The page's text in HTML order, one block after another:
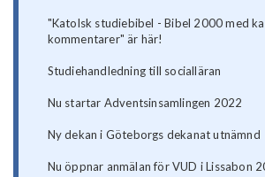
"Katolsk studiebibel - Bibel 2000 med
kommentarer" är här!
Studiehandledning till socialläran
Nu startar Adventsinsamlingen 2022
Ny dekan i Göteborgs dekanat utnämnd
Nu öppnar anmälan för VUD i Lissabon